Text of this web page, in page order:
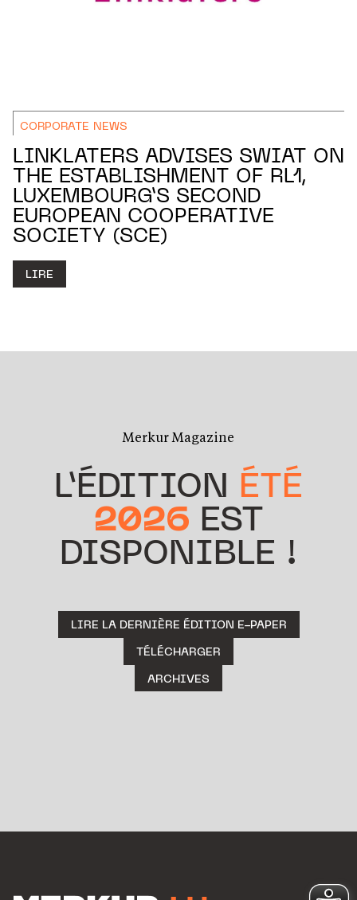
CORPORATE NEWS
LINKLATERS ADVISES SWIAT ON
THE ESTABLISHMENT OF RL1,
LUXEMBOURG’S SECOND
EUROPEAN COOPERATIVE
SOCIETY (SCE)
LIRE
Merkur Magazine
L’ÉDITION ÉTÉ
2026 EST
DISPONIBLE !
LIRE LA DERNIÈRE ÉDITION E-PAPER
TÉLÉCHARGER
ARCHIVES